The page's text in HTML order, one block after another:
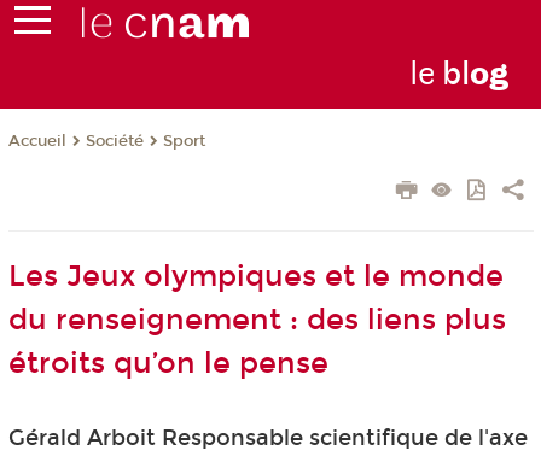
le blog
Accueil Société Sport
Les Jeux olympiques et le monde
du renseignement : des liens plus
étroits qu’on le pense
Gérald Arboit Responsable scientifique de l'axe